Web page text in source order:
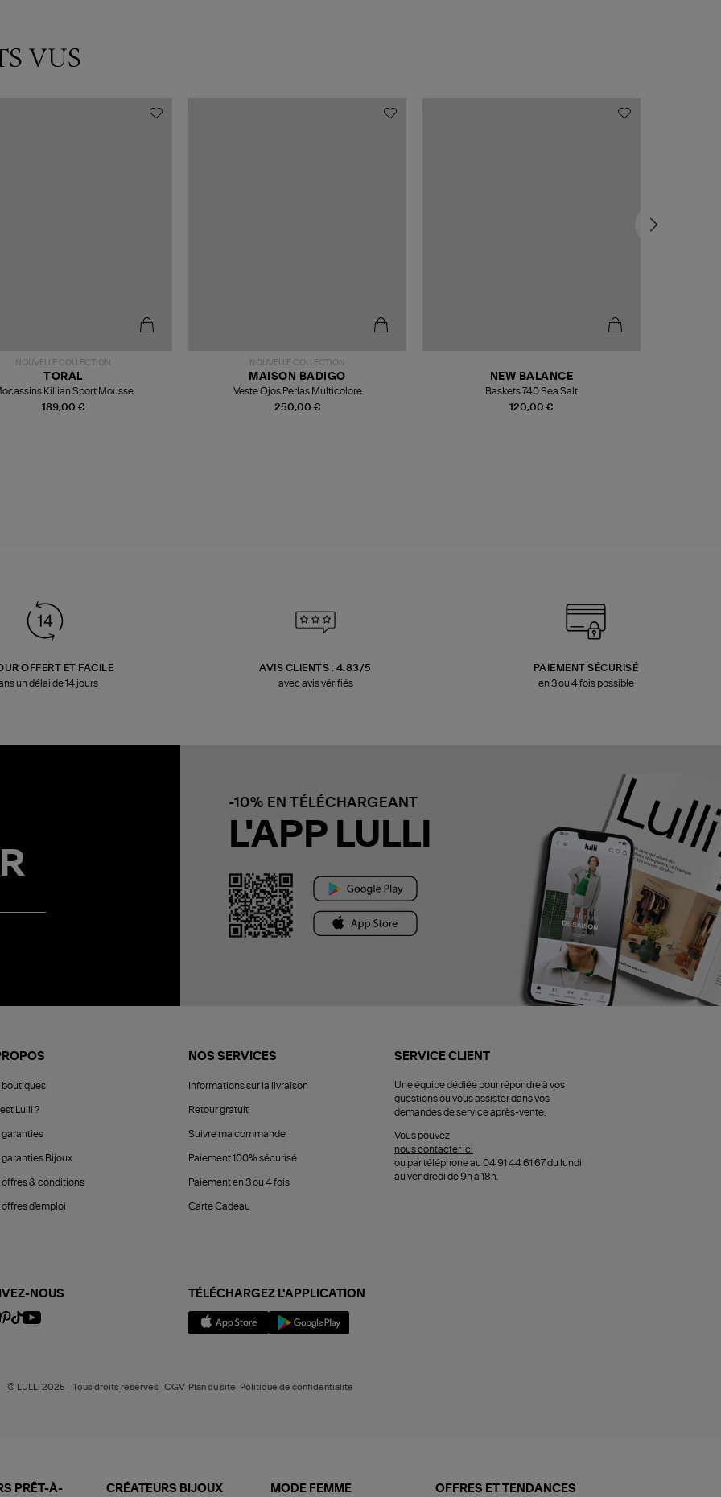
VUS
NOUVELLE COLLECTION
189,00 €
TORAL
Killian Sport Mousse
NOUVELLE COLLECTION
250,00 €
MAISON BADIGO
Veste Ojos Perlas Multicolore
120,00 €
NEW BALANCE
Baskets 740 Sea Salt
OFFERT ET FACILE
un délai de 14 jours
AVIS CLIENTS : 4.83/5
avec avis vérifiés
PAIEMENT SÉCURISÉ
en 3 ou 4 fois possible
-10% EN TÉLÉCHARGEANT
L'APP LULLI
boutiques
Lulli ?
garanties
garanties Bijoux
offres & conditions
offres d'emploi
NOS SERVICES
Informations sur la livraison
Retour gratuit
Suivre ma commande
Paiement 100% sécurisé
Paiement en 3 ou 4 fois
Carte Cadeau
SERVICE CLIENT
Une équipe dédiée pour répondre à vos
questions ou vous assister dans vos
demandes de service après-vente.
Vous pouvez
nous contacter ici
ou par téléphone au 04 91 44 61 67 du lundi
au vendredi de 9h à 18h.
NOUS TÉLÉCHARGEZ L'APPLICATION
© LULLI 2025 - Tous droits réservés -CGV-Plan du site-Politique de confidentialité
PRÊT-À- CRÉATEURS BIJOUX MODE FEMME OFFRES ET TENDANCES